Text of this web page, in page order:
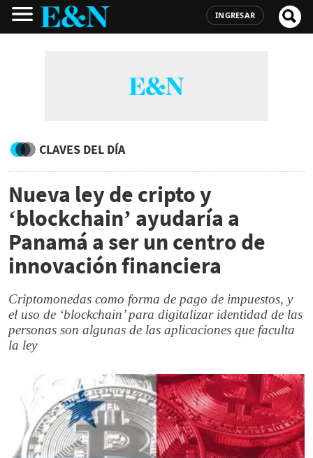
INGRESAR
CLAVES DEL DÍA
Nueva ley de cripto y
‘blockchain’ ayudaría a
Panamá a ser un centro de
innovación financiera
Criptomonedas como forma de pago de impuestos, y
el uso de ‘blockchain’ para digitalizar identidad de las
personas son algunas de las aplicaciones que faculta
la ley